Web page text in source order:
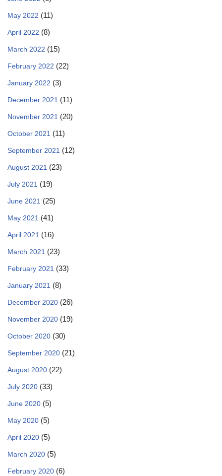
May 2022 (11)
April 2022 (8)
March 2022 (15)
February 2022 (22)
January 2022 (3)
December 2021 (11)
November 2021 (20)
October 2021 (11)
September 2021 (12)
August 2021 (23)
July 2021 (19)
June 2021 (25)
May 2021 (41)
April 2021 (16)
March 2021 (23)
February 2021 (33)
January 2021 (8)
December 2020 (26)
November 2020 (19)
October 2020 (30)
September 2020 (21)
August 2020 (22)
July 2020 (33)
June 2020 (5)
May 2020 (5)
April 2020 (5)
March 2020 (5)
February 2020 (6)